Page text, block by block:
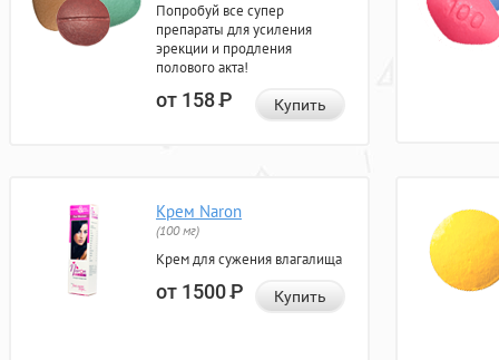
Попробуй все супер
препараты для усиления
эрекции и продления
полового акта!
от 158Р Купить
Крем Naron
(100 мг)
Крем для сужения влагалища
от 1500Р Купить